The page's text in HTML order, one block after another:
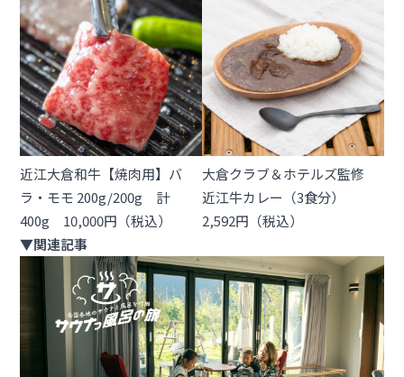
近江大倉和牛【焼肉用】バ
ラ・モモ 200g/200g 計
400g 10,000円（税込）
大倉クラブ＆ホテルズ監修
近江牛カレー（3食分）
2,592円（税込）
▼関連記事